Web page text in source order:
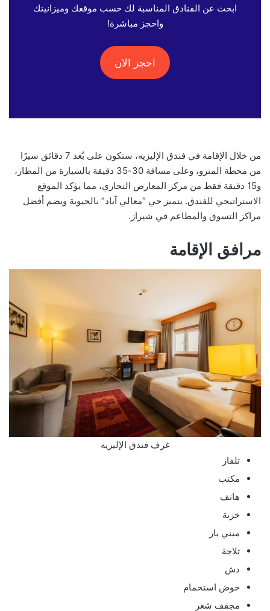
ابحث عن الفنادق المناسبة لك حسب موقعك وميزانيتك
واحجز مباشرة!
احجز الان
من خلال الإقامة في فندق الإليزيه، ستكون على بُعد 7 دقائق سيرًا
من محطة المترو، وعلى مسافة 30-35 دقيقة بالسيارة من المطار،
و15 دقيقة فقط من مركز المعارض التجاري، مما يؤكد الموقع
الاستراتيجي للفندق. يتميز حي “معالي آباد” بالحيوية ويضم أفضل
مراكز التسوق والمطاعم في شيراز.
مرافق الإقامة
غرف فندق الإليزيه
تلفاز
مكتب
هاتف
خزنة
ميني بار
ثلاجة
دش
حوض استحمام
مجفف شعر